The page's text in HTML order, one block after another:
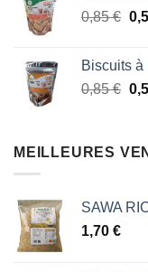
0,85€ Le
Biscuits à
0,85€ Le
MEILLEURES
SAWA
1,70 €